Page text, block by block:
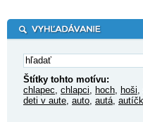
Štítky tohto motívu:
chlapec chlapci hoch hoši
deti v aute auto autá